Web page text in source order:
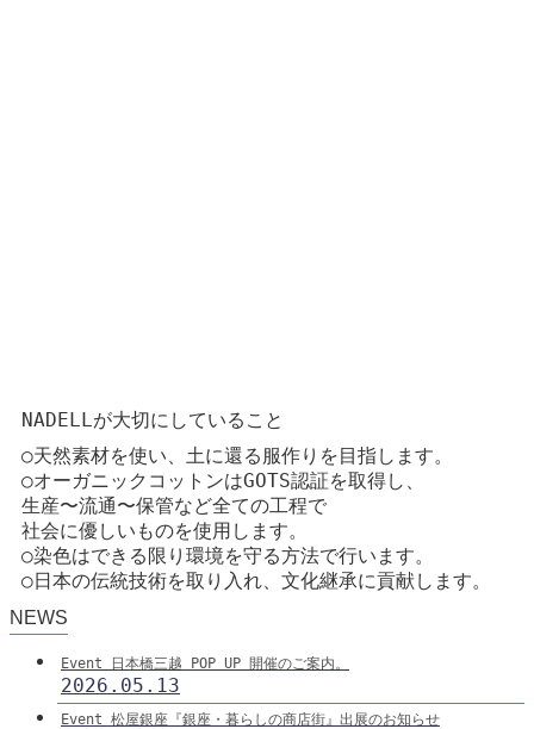
NADELLが大切にしていること
○天然素材を使い、土に還る服作りを目指します。
○オーガニックコットンはGOTS認証を取得し、
生産〜流通〜保管など全ての工程で
社会に優しいものを使用します。
○染色はできる限り環境を守る方法で行います。
○日本の伝統技術を取り入れ、文化継承に貢献します。
NEWS
Event 日本橋三越 POP UP 開催のご案内。
2026.05.13
Event 松屋銀座『銀座・暮らしの商店街』出展のお知らせ